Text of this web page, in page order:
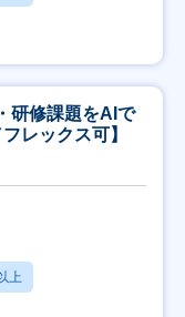
研修課題をAIで
レックス可】
上